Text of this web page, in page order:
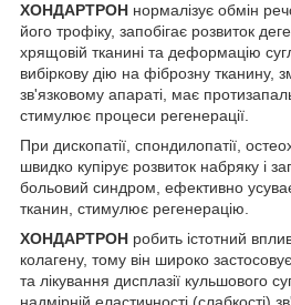
ХОНДАРТРОН нормалізує обмін
його трофіку, запобігає розвиток
хрящовій тканині та деформацію
вибіркову дію на фіброзну тканину,
зв'язковому апараті, має
стимулює процеси регенерації.
При дископатії, спондилопатії,
швидко купірує розвиток набряку і
больовий синдром, ефективно
тканин, стимулює регенерацію.
ХОНДАРТРОН робить істотний
колагену, тому він широко
та лікування дисплазії кульшового